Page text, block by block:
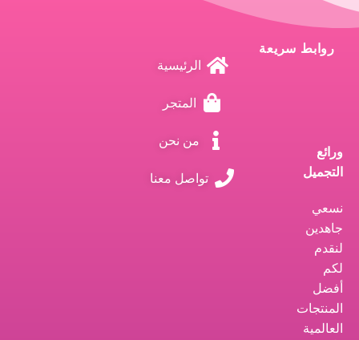
ورائع
التجميل
نسعي
جاهدين
لنقدم
لكم
أفضل
المنتجات
العالمية
روابط سريعة
الرئيسية
المتجر
من نحن
تواصل معنا